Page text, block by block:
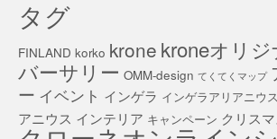
タグ
FINLAND korko krone kroneオリ
バーサリー OMM-design てくてくマップ
ー イベント インゲラ インゲラアリアニウス
アニウス インテリア キャンペーン クリス